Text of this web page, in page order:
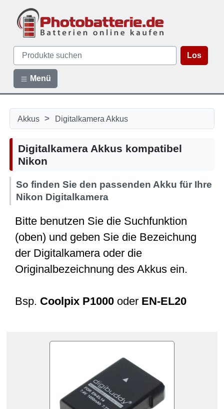
Los
Menü
Akkus > Digitalkamera Akkus
Digitalkamera Akkus kompatibel
Nikon
So finden Sie den passenden Akku für Ihre
Nikon Digitalkamera
Bitte benutzen Sie die Suchfunktion
(oben) und geben Sie die Bezeichung
der Digitalkamera oder die
Originalbezeichnung des Akkus ein.
Bsp. Coolpix P1000 oder EN-EL20